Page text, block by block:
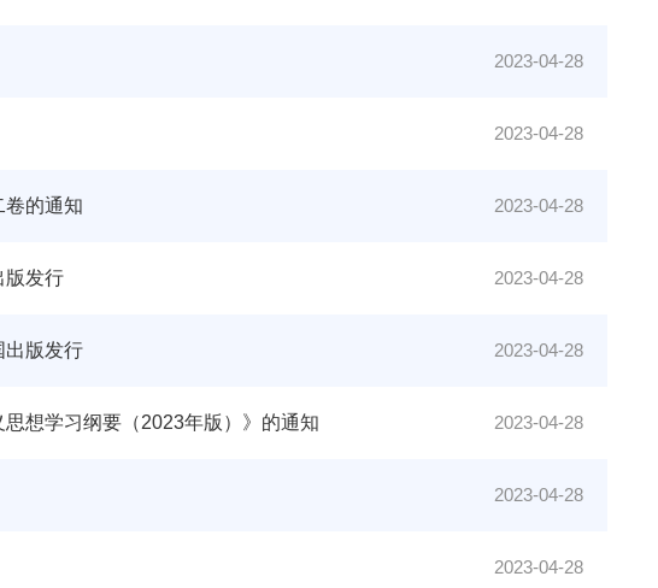
2023-04-28
2023-04-28
卷的通知 2023-04-28
版发行 2023-04-28
出版发行 2023-04-28
想学习纲要（2023年版）》的通知 2023-04-28
2023-04-28
2023-04-28